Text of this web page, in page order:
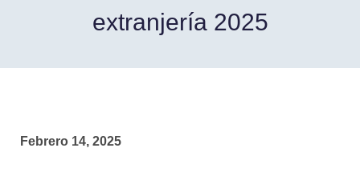
extranjería 2025
Febrero 14, 2025